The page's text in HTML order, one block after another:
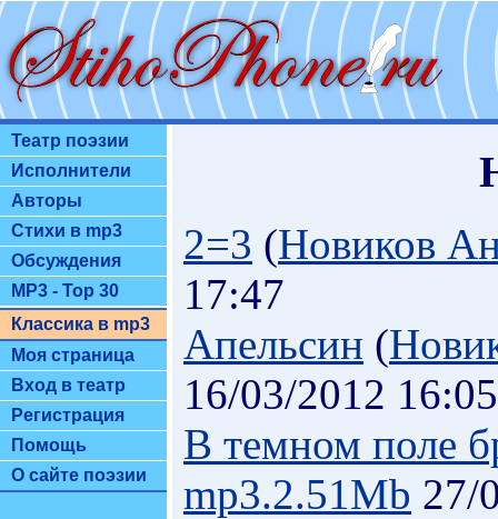
Театр поэзии
Исполнители
Авторы
Стихи в mp3
Обсуждения
MP3 - Top 30
Классика в mp3
Моя страница
Вход в театр
Регистрация
Помощь
О сайте поэзии
2=3 (Новиков
17:47
Апельсин (
16/03/2012 16:05
В темном поле
mp3.2.51Mb 27/